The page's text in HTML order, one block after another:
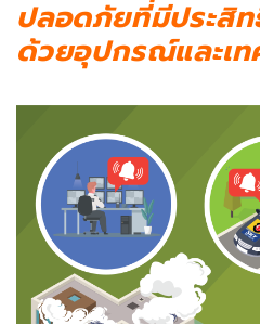
ปลอดภัยที่มีประสิ
ด้วยอุปกรณ์และเ